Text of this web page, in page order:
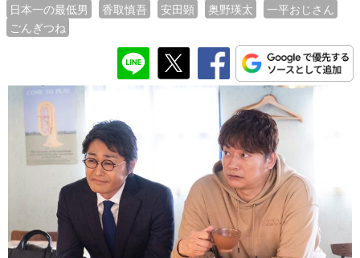
日本一の最低男
香取慎吾 安田顕 奥野瑛太
一平おじさん
ごんぎつね